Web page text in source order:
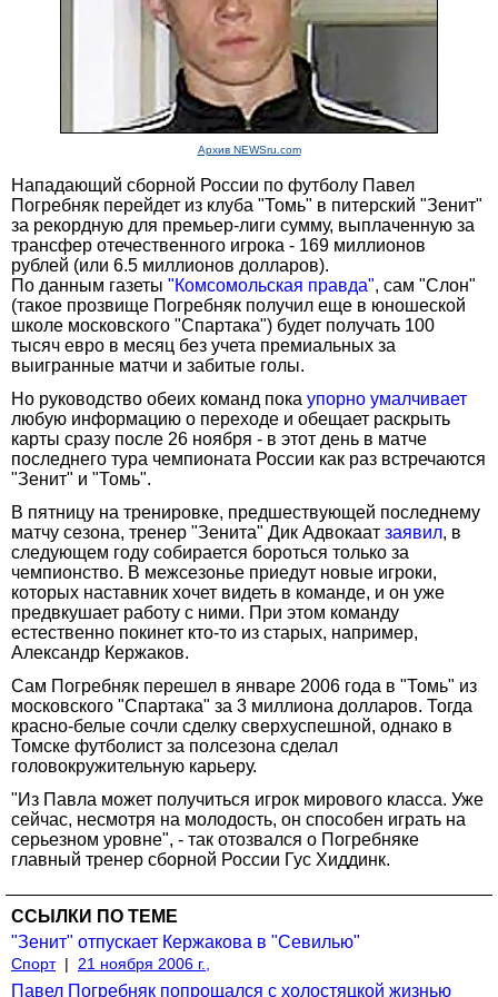
Архив NEWSru.com
Нападающий сборной России по футболу Павел
Погребняк перейдет из клуба "Томь" в питерский "Зенит"
за рекордную для премьер-лиги сумму, выплаченную за
трансфер отечественного игрока - 169 миллионов
рублей (или 6.5 миллионов долларов).
По данным газеты "Комсомольская правда", сам "Слон"
(такое прозвище Погребняк получил еще в юношеской
школе московского "Спартака") будет получать 100
тысяч евро в месяц без учета премиальных за
выигранные матчи и забитые голы.
Но руководство обеих команд пока упорно умалчивает
любую информацию о переходе и обещает раскрыть
карты сразу после 26 ноября - в этот день в матче
последнего тура чемпионата России как раз встречаются
"Зенит" и "Томь".
В пятницу на тренировке, предшествующей последнему
матчу сезона, тренер "Зенита" Дик Адвокаат заявил, в
следующем году собирается бороться только за
чемпионство. В межсезонье приедут новые игроки,
которых наставник хочет видеть в команде, и он уже
предвкушает работу с ними. При этом команду
естественно покинет кто-то из старых, например,
Александр Кержаков.
Сам Погребняк перешел в январе 2006 года в "Томь" из
московского "Спартака" за 3 миллиона долларов. Тогда
красно-белые сочли сделку сверхуспешной, однако в
Томске футболист за полсезона сделал
головокружительную карьеру.
"Из Павла может получиться игрок мирового класса. Уже
сейчас, несмотря на молодость, он способен играть на
серьезном уровне", - так отозвался о Погребняке
главный тренер сборной России Гус Хиддинк.
ССЫЛКИ ПО ТЕМЕ
"Зенит" отпускает Кержакова в "Севилью"
Спорт | 21 ноября 2006 г.,
Павел Погребняк попрощался с холостяцкой жизнью